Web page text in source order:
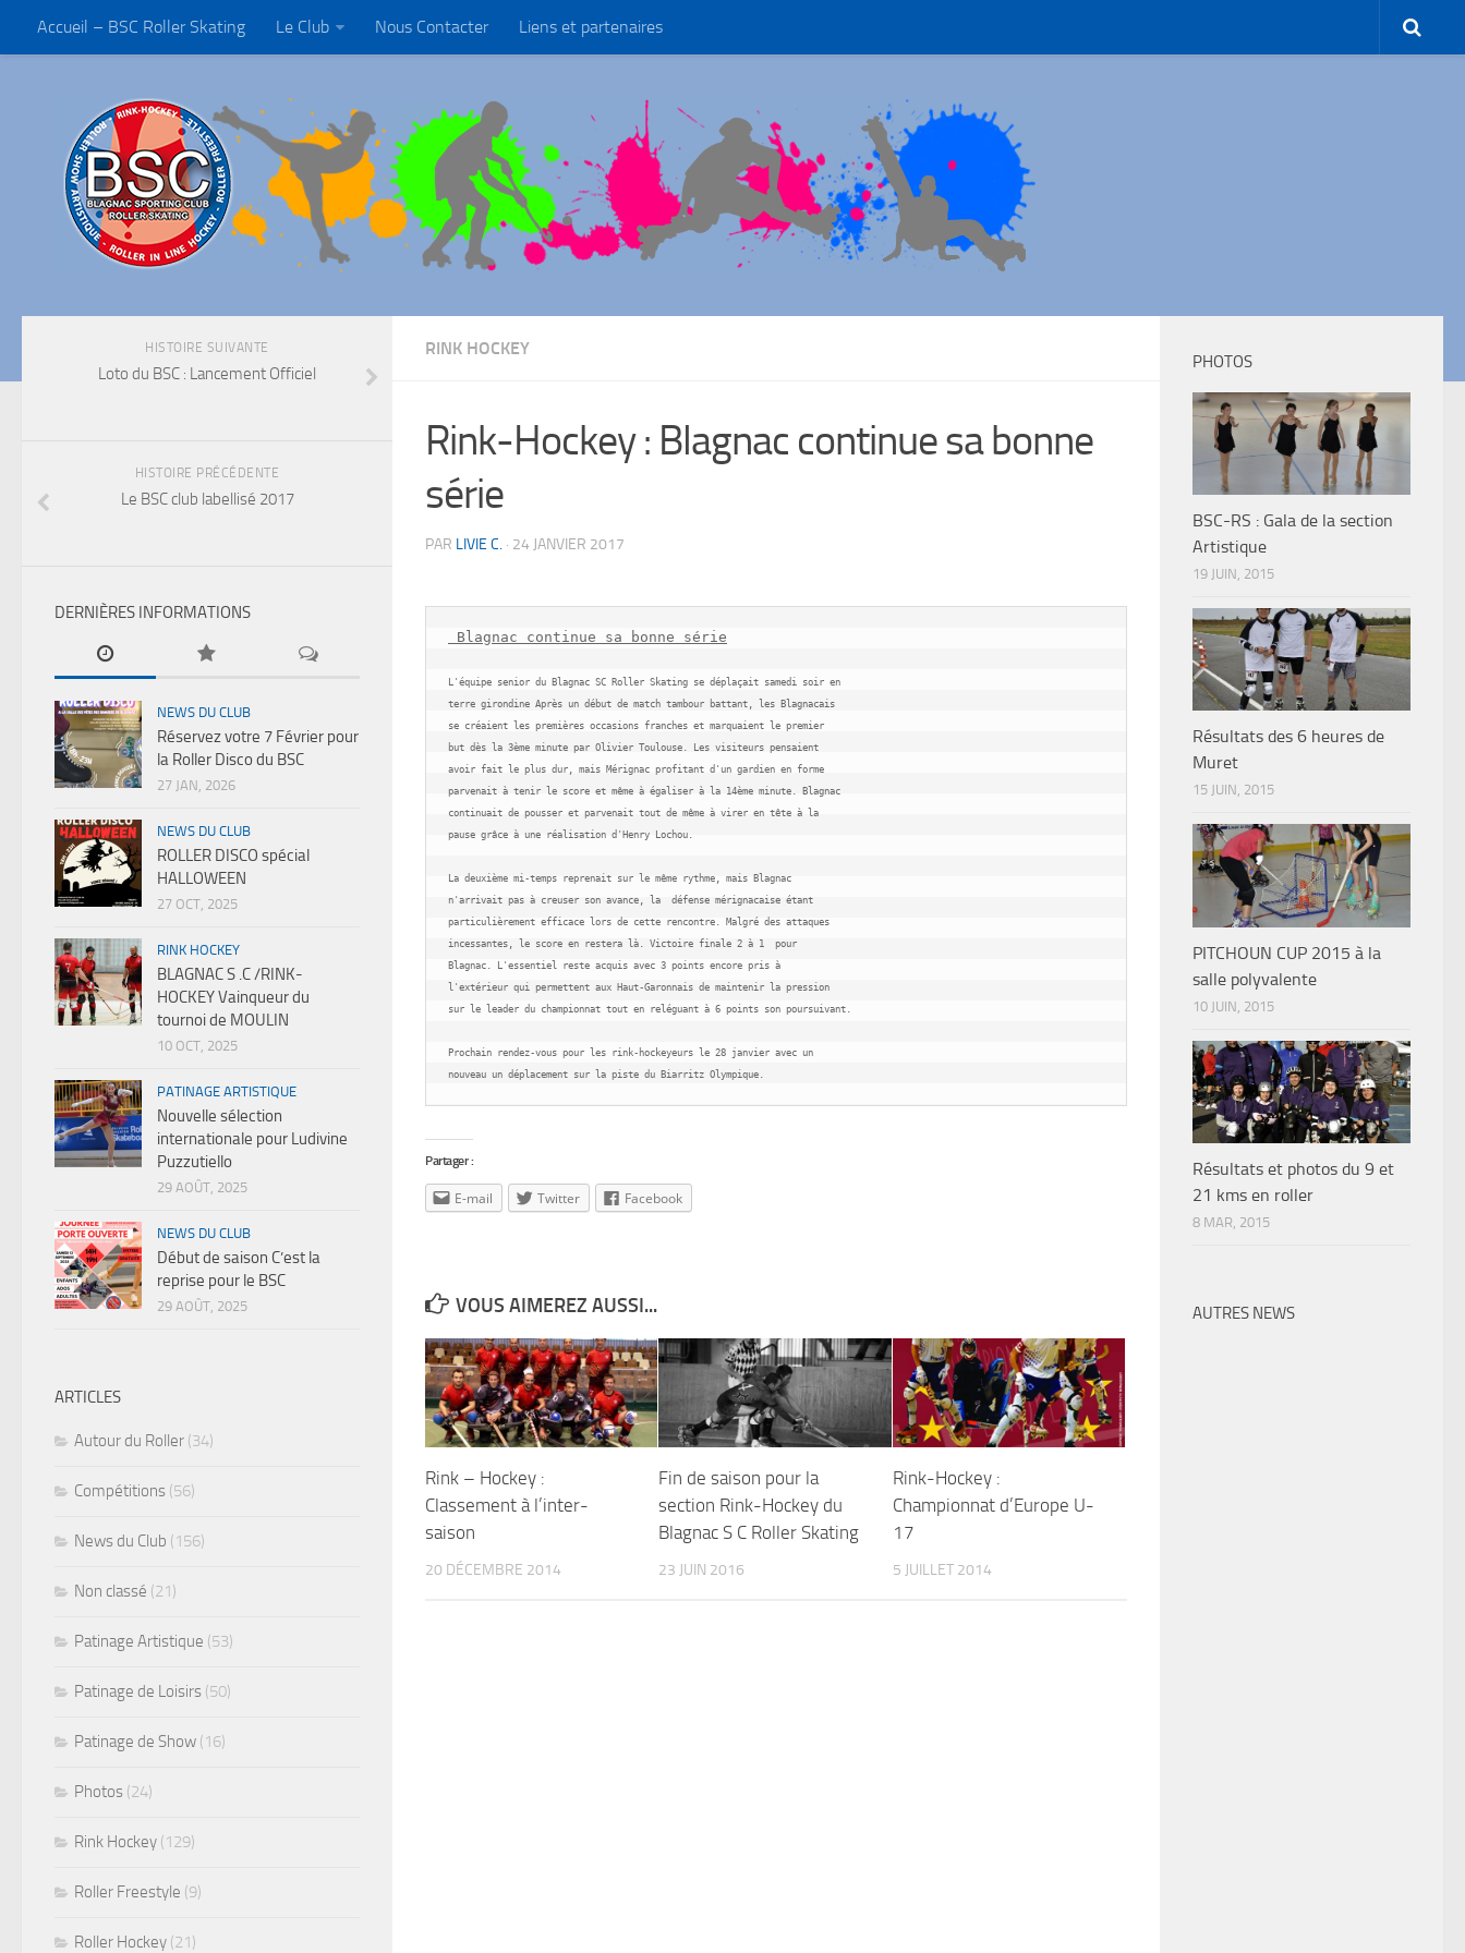
Accueil – BSC Roller Skating Le Club Nous Contacter Liens et partenaires
RINK HOCKEY
Rink-Hockey : Blagnac continue sa bonne
série
PAR LIVIE C. · 24 JANVIER 2017
Blagnac continue sa bonne série
L'équipe senior du Blagnac SC Roller Skating se déplaçait samedi soir en
terre girondine Après un début de match tambour battant, les Blagnacais
se créaient les premières occasions franches et marquaient le premier
but dès la 3ème minute par Olivier Toulouse. Les visiteurs pensaient
avoir fait le plus dur, mais Mérignac profitant d'un gardien en forme
parvenait à tenir le score et même à égaliser à la 14ème minute. Blagnac
continuait de pousser et parvenait tout de même à virer en tête à la
pause grâce à une réalisation d'Henry Lochou.
La deuxième mi-temps reprenait sur le même rythme, mais Blagnac
n'arrivait pas à creuser son avance, la  défense mérignacaise étant
particulièrement efficace lors de cette rencontre. Malgré des attaques
incessantes, le score en restera là. Victoire finale 2 à 1  pour
Blagnac. L'essentiel reste acquis avec 3 points encore pris à
l'extérieur qui permettent aux Haut-Garonnais de maintenir la pression
sur le leader du championnat tout en reléguant à 6 points son poursuivant.
Prochain rendez-vous pour les rink-hockeyeurs le 28 janvier avec un
nouveau un déplacement sur la piste du Biarritz Olympique.
Partager :
E-mail Twitter Facebook
VOUS AIMEREZ AUSSI...
Rink – Hockey :
Classement à l’inter-
saison
20 DÉCEMBRE 2014
Fin de saison pour la
section Rink-Hockey du
Blagnac S C Roller Skating
23 JUIN 2016
Rink-Hockey :
Championnat d’Europe U-
17
5 JUILLET 2014
HISTOIRE SUIVANTE
Loto du BSC : Lancement Officiel
HISTOIRE PRÉCÉDENTE
Le BSC club labellisé 2017
DERNIÈRES INFORMATIONS
NEWS DU CLUB
Réservez votre 7 Février pour
la Roller Disco du BSC
27 JAN, 2026
NEWS DU CLUB
ROLLER DISCO spécial
HALLOWEEN
27 OCT, 2025
RINK HOCKEY
BLAGNAC S .C /RINK-
HOCKEY Vainqueur du
tournoi de MOULIN
10 OCT, 2025
PATINAGE ARTISTIQUE
Nouvelle sélection
internationale pour Ludivine
Puzzutiello
29 AOÛT, 2025
NEWS DU CLUB
Début de saison C’est la
reprise pour le BSC
29 AOÛT, 2025
ARTICLES
Autour du Roller (34)
Compétitions (56)
News du Club (156)
Non classé (21)
Patinage Artistique (53)
Patinage de Loisirs (50)
Patinage de Show (16)
Photos (24)
Rink Hockey (129)
Roller Freestyle (9)
Roller Hockey (21)
PHOTOS
BSC-RS : Gala de la section
Artistique
19 JUIN, 2015
Résultats des 6 heures de
Muret
15 JUIN, 2015
PITCHOUN CUP 2015 à la
salle polyvalente
10 JUIN, 2015
Résultats et photos du 9 et
21 kms en roller
8 MAR, 2015
AUTRES NEWS